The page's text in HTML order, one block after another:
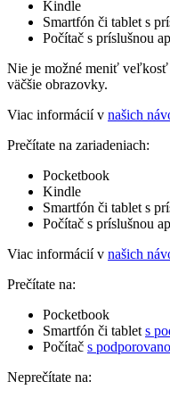
Kindle
Smartfón či tablet s
Počítač s príslušnou
Nie je možné meniť veľkosť
väčšie obrazovky.
Viac informácií v našich
Prečítate na zariadeniach:
Pocketbook
Kindle
Smartfón či tablet s
Počítač s príslušnou
Viac informácií v našich
Prečítate na:
Pocketbook
Smartfón či tablet s
Počítač s
Neprečítate na: